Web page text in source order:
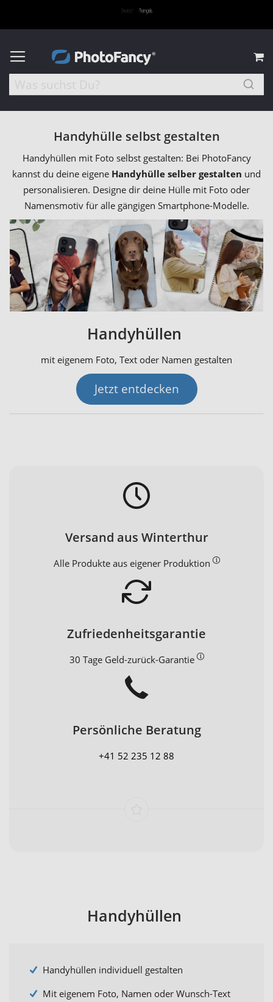
Handyhülle selbst gestalten
Handyhüllen mit Foto selbst gestalten: Bei PhotoFancy
kannst du deine eigene Handyhülle selber gestalten und
personalisieren. Designe dir deine Hülle mit Foto oder
Namensmotiv für alle gängigen Smartphone-Modelle.
Handyhüllen
mit eigenem Foto, Text oder Namen gestalten
Jetzt entdecken
Versand aus Winterthur
Alle Produkte aus eigener Produktion
Zufriedenheitsgarantie
30 Tage Geld-zurück-Garantie
Persönliche Beratung
+41 52 235 12 88
Handyhüllen
Handyhüllen individuell gestalten
Mit eigenem Foto, Namen oder Wunsch-Text